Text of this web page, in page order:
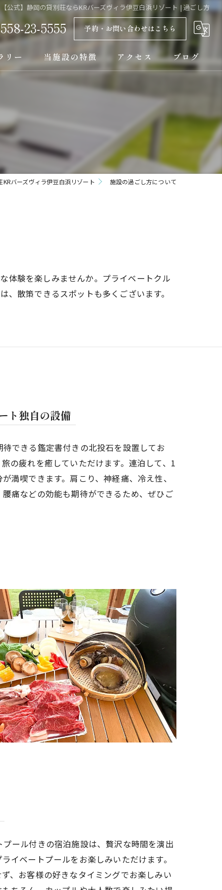
【公式】静岡の貸別荘ならKRバーズヴィラ伊豆白浜リゾート | 過ごし方
23-5555 予約・お問い合わせはこちら
リー 当施設の特徴
宿泊
アクセス ブログ
バーズヴィラ伊豆白浜リゾート 施設の過ごし方について
体験を楽しみませんか。プライベートクル
散策できるスポットも多くございます。
ト独自の設備
できる鑑定書付きの北投石を設置してお
の疲れを癒していただけます。連泊して、1
満喫できます。肩こり、神経痛、冷え性、
痛などの効能も期待ができるため、ぜひご
ール付きの宿泊施設は、贅沢な時間を演出
イベートプールをお楽しみいただけます。
、お客様の好きなタイミングでお楽しみい